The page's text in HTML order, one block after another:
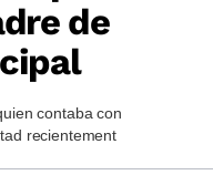
de
contaba con
recientement